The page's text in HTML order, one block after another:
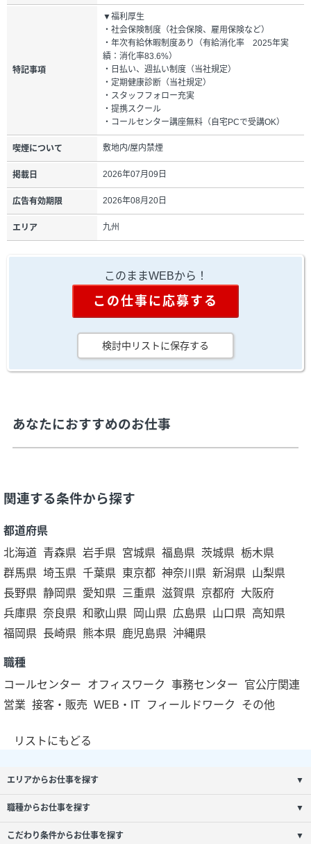
特記事項
▼福利厚生
・社会保険制度（社会保険、雇用保険など）
・年次有給休暇制度あり（有給消化率 2025年実
績：消化率83.6%）
・日払い、週払い制度（当社規定）
・定期健康診断（当社規定）
・スタッフフォロー充実
・提携スクール
・コールセンター講座無料（自宅PCで受講OK）
喫煙について 敷地内/屋内禁煙
掲載日 2026年07月09日
広告有効期限 2026年08月20日
エリア 九州
このままWEBから！
この仕事に応募する
検討中リストに保存する
あなたにおすすめのお仕事
関連する条件から探す
都道府県
北海道 青森県 岩手県 宮城県 福島県 茨城県 栃木県
群馬県 埼玉県 千葉県 東京都 神奈川県 新潟県 山梨県
長野県 静岡県 愛知県 三重県 滋賀県 京都府 大阪府
兵庫県 奈良県 和歌山県 岡山県 広島県 山口県 高知県
福岡県 長崎県 熊本県 鹿児島県 沖縄県
職種
コールセンター
オフィスワーク 事務センター
官公庁関連
営業 接客・販売 WEB・IT フィールドワーク その他
リストにもどる
エリアからお仕事を探す ▼
職種からお仕事を探す ▼
こだわり条件からお仕事を探す ▼